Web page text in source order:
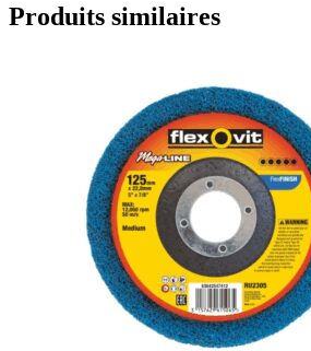
Produits similaires